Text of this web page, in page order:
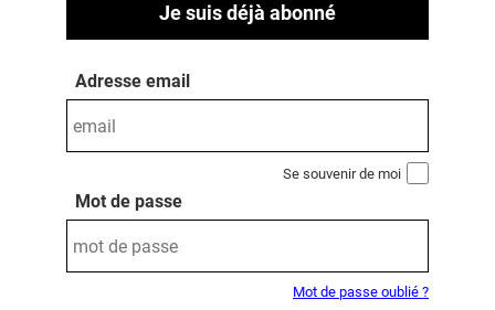
Je suis déjà abonné
Adresse email
Se souvenir de moi
Mot de passe
Mot de passe oublié ?